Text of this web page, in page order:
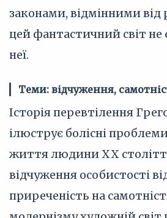
законами, відмінними від
цей фантастичний світ не
неї.
Теми: відчуження,
Історія перевтілення
ілюструє болісні
життя людини XX
відчуження особистості
приреченість на